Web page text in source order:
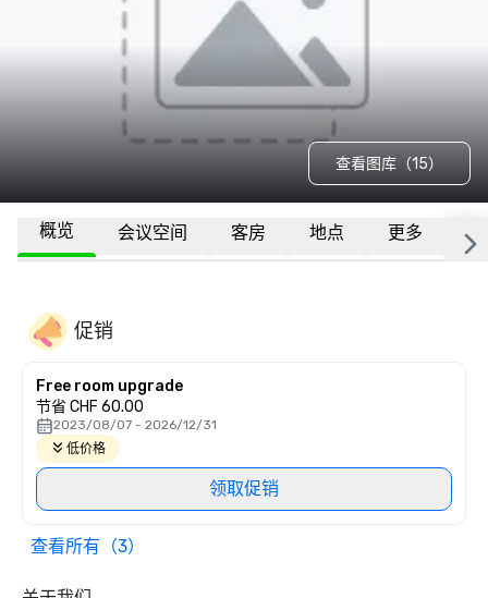
查看图库（15）
概览 会议空间 客房 地点 更多 常
促销
Free room upgrade
节省 CHF 60.00
2023/08/07 - 2026/12/31
低价格
领取促销
查看所有（3）